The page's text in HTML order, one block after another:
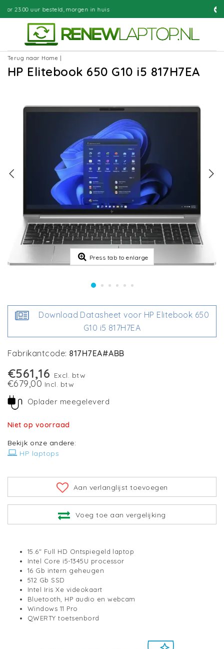
morgen in huis
Terug naar Home
HP Elitebook 650 G10 i5 817H7EA
Press tab to enlarge
Download Datasheet voor HP Elitebook 650
G10 i5 817H7EA
Fabrikantcode: 817H7EA#ABB
€561,16 Excl. btw
€679,00 Incl. btw
Oplader meegeleverd
Niet op voorraad
Bekijk onze andere:
HP laptops
Aan verlanglijst toevoegen
Voeg toe aan vergelijking
15.6" Full HD Ontspiegeld laptop
Intel Core i5-1345U processor
16 Gb intern geheugen
512 Gb SSD
Intel Iris Xe videokaart
Bluetooth, HP audio en webcam
Windows 11 Pro
QWERTY toetsenbord